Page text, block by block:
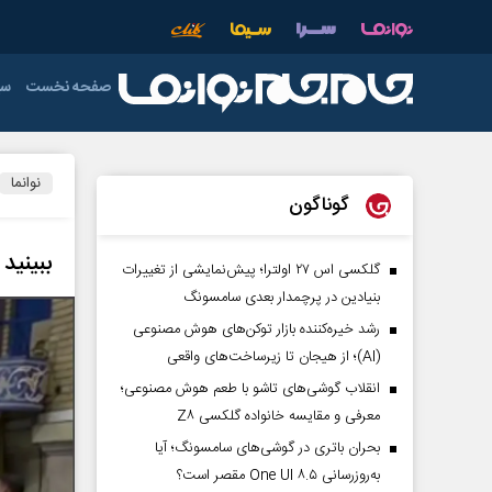
صفحه نخست
دولت
دفاع مقدس
صدا و سیما
اقتصاد ایران
فوتبال
ورزش های
عمومی
آذربایجان
خوزستان
فارس
کرمان
لرستان
هرمزگان
نوانما
گوناگون
گلکسی اس ۲۷ اولترا؛ پیش‌نمایشی از تغییرات
بنیادین در پرچمدار بعدی سامسونگ
رشد خیره‌کننده بازار توکن‌های هوش مصنوعی
(AI)؛ از هیجان تا زیرساخت‌های واقعی
انقلاب گوشی‌های تاشو‌ با طعم هوش مصنوعی؛
معرفی و مقایسه خانواده گلکسی Z۸
بحران باتری در گوشی‌های سامسونگ؛ آیا
به‌روزرسانی One UI ۸.۵ مقصر است؟